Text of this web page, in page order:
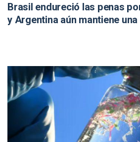
Brasil endureció las penas
y Argentina aún mantiene